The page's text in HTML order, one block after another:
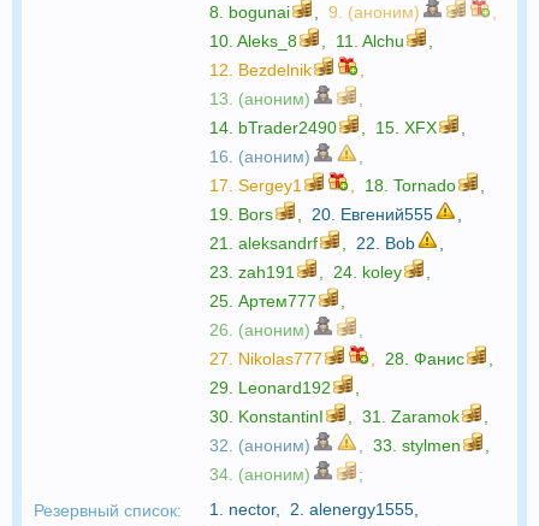
8. bogunai 9. (аноним)
10. Aleks_8 11. Alchu
12. Bezdelnik
13. (аноним)
14. bTrader2490 15. XFX
16. (аноним)
17. Sergey1 18. Tornado
19. Bors 20. Евгений555
21. aleksandrf 22. Bob
23. zah191 24. koley
25. Артем777
26. (аноним)
27. Nikolas777 28. Фанис
29. Leonard192
30. KonstantinI 31. Zaramok
32. (аноним)
33. stylmen
34. (аноним)
;
Резервный список:
1. nector, 2. alenergy1555